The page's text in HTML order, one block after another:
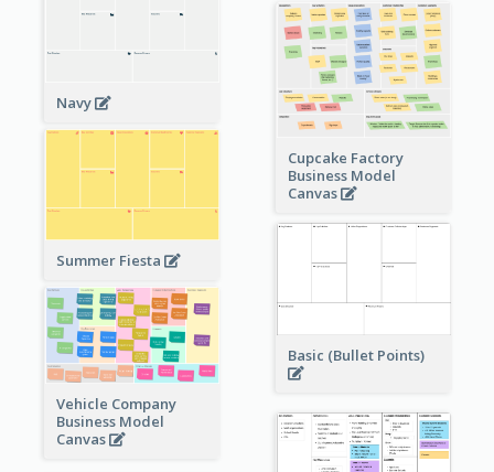
Navy
Cupcake Factory
Business Model
Canvas
Summer Fiesta
Basic (Bullet Points)
Vehicle Company
Business Model
Canvas